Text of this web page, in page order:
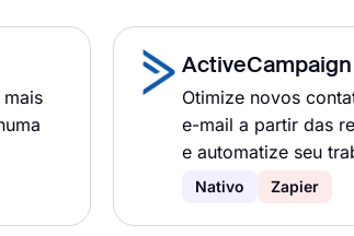
ActiveCampaign
Otimize novos
e-mail a partir das
e automatize seu
Nativo Zapier